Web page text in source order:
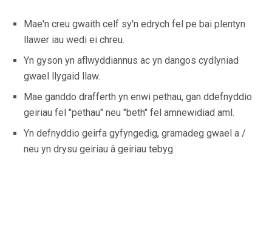
Mae'n creu gwaith celf sy'n edrych fel pe bai plentyn
llawer iau wedi ei chreu.
Yn gyson yn aflwyddiannus ac yn dangos cydlyniad
gwael llygaid llaw.
Mae ganddo drafferth yn enwi pethau, gan ddefnyddio
geiriau fel "pethau" neu "beth" fel amnewidiad aml.
Yn defnyddio geirfa gyfyngedig, gramadeg gwael a /
neu yn drysu geiriau â geiriau tebyg.